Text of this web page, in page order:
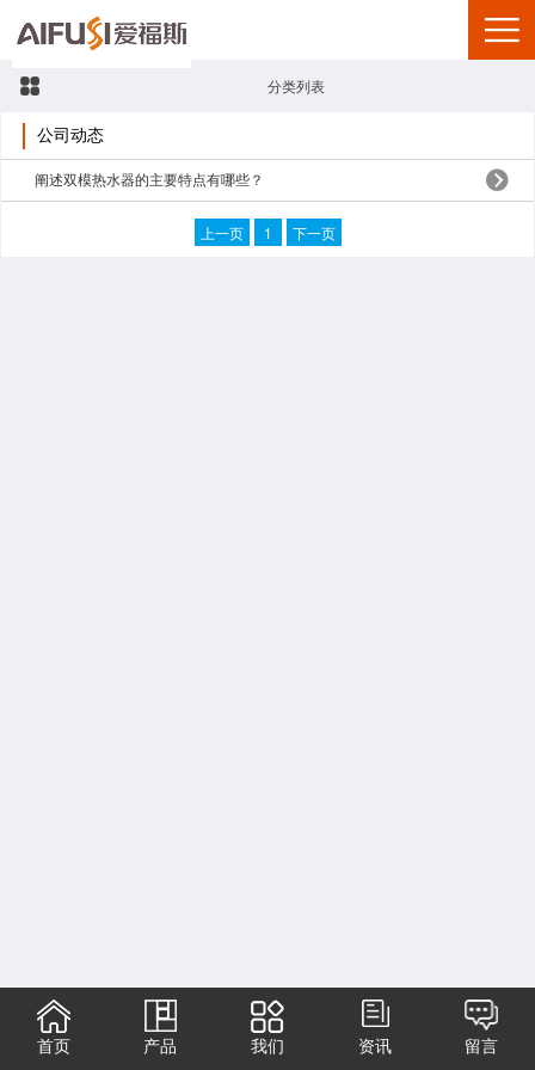
分类列表
公司动态
阐述双模热水器的主要特点有哪些？
上一页 1 下一页
首页 产品 我们 资讯 留言